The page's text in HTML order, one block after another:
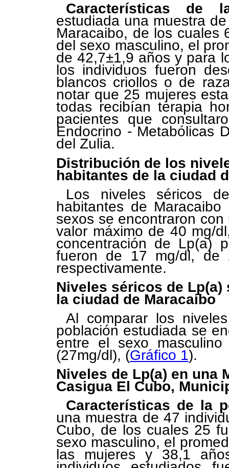
Características de
estudiada una muestra
Maracaibo, de los cuales
del sexo masculino, el
de 42,7±1,9 años y para
los individuos fueron
blancos criollos o de
notar que 25 mujeres
todas recibían terapia
pacientes que
Endocrino - Metabólicas
del Zulia.
Distribución de los
habitantes de la ciudad
Los niveles séricos
habitantes de
sexos se encontraron
valor máximo de 40 mg/
concentración de Lp(a)
fueron de 17 mg/dl,
respectivamente.
Niveles séricos de
la ciudad de Maracaibo
Al comparar los
población estudiada se
entre el sexo
(27mg/dl), (Gráfico 1).
Niveles de Lp(a) en una
Casigua El Cubo,
Características de la
una muestra de 47
Cubo, de los cuales 25
sexo masculino, el
las mujeres y 38,1